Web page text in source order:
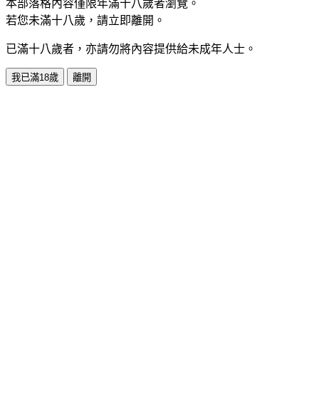
本部落格內容僅限年滿十八歲者瀏覽。
若您未滿十八歲，請立即離開。
已滿十八歲者，亦請勿將內容提供給未成年人士。
我已滿18歲 離開